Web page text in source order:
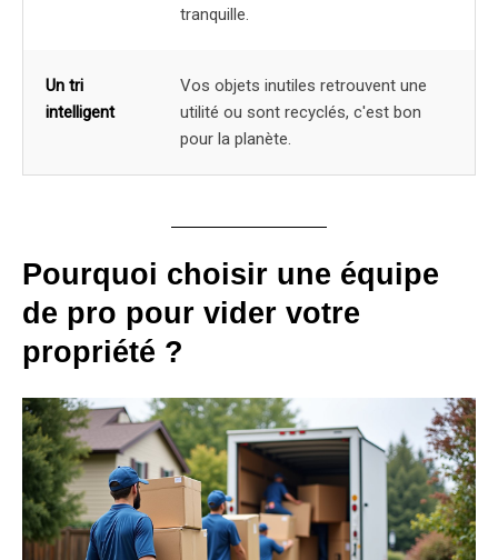
tranquille.
Un tri
intelligent
Vos objets inutiles retrouvent une
utilité ou sont recyclés, c'est bon
pour la planète.
Pourquoi choisir une équipe
de pro pour vider votre
propriété ?